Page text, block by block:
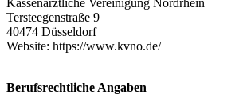
Kassenärztliche Vereinigung Nordrhein
Tersteegenstraße 9
40474 Düsseldorf
Website: https://www.kvno.de/
Berufsrechtliche Angaben